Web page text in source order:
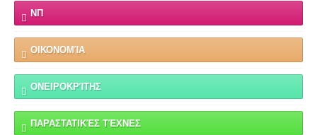
ΝΠ
ΟΙΚΟΝΟΜΊΑ
ΟΝΕΙΡΟΚΡΊΤΗΣ
ΠΑΡΑΣΤΑΤΙΚΈΣ ΤΈΧΝΕΣ